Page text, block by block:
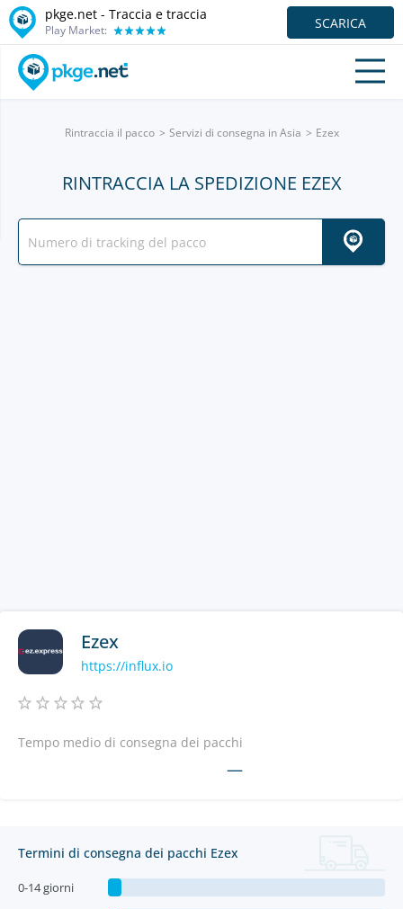
pkge.net - Traccia e traccia
Play Market: SCARICA
Rintraccia il pacco Servizi di consegna in Asia Ezex
RINTRACCIA LA SPEDIZIONE EZEX
Ezex
https://influx.io
Tempo medio di consegna dei pacchi
—
Termini di consegna dei pacchi Ezex
0-14 giorni